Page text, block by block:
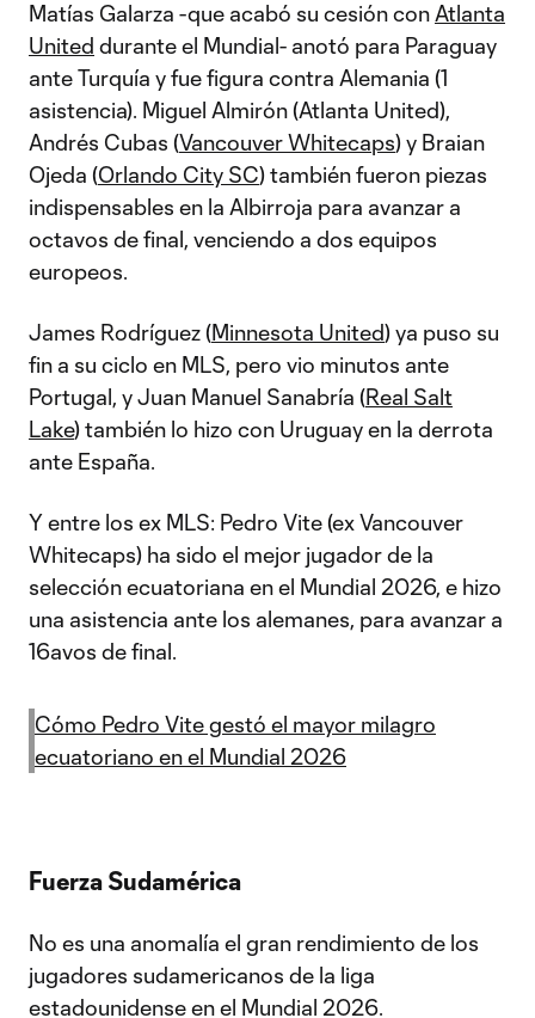
Matías Galarza -que acabó su cesión con Atlanta
United durante el Mundial- anotó para Paraguay
ante Turquía y fue figura contra Alemania (1
asistencia). Miguel Almirón (Atlanta United),
Andrés Cubas (Vancouver Whitecaps) y Braian
Ojeda (Orlando City SC) también fueron piezas
indispensables en la Albirroja para avanzar a
octavos de final, venciendo a dos equipos
europeos.
James Rodríguez (Minnesota United) ya puso su
fin a su ciclo en MLS, pero vio minutos ante
Portugal, y Juan Manuel Sanabría (Real Salt
Lake) también lo hizo con Uruguay en la derrota
ante España.
Y entre los ex MLS: Pedro Vite (ex Vancouver
Whitecaps) ha sido el mejor jugador de la
selección ecuatoriana en el Mundial 2026, e hizo
una asistencia ante los alemanes, para avanzar a
16avos de final.
Cómo Pedro Vite gestó el mayor milagro
ecuatoriano en el Mundial 2026
Fuerza Sudamérica
No es una anomalía el gran rendimiento de los
jugadores sudamericanos de la liga
estadounidense en el Mundial 2026.